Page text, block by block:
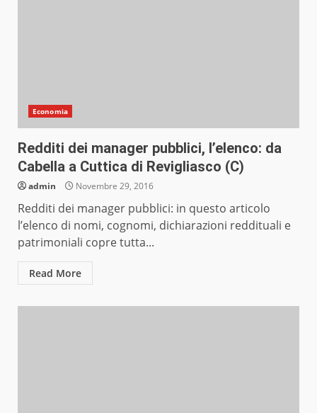
Economia
Redditi dei manager pubblici, l’elenco: da
Cabella a Cuttica di Revigliasco (C)
admin Novembre 29, 2016
Redditi dei manager pubblici: in questo articolo
l’elenco di nomi, cognomi, dichiarazioni reddituali e
patrimoniali copre tutta...
Read More